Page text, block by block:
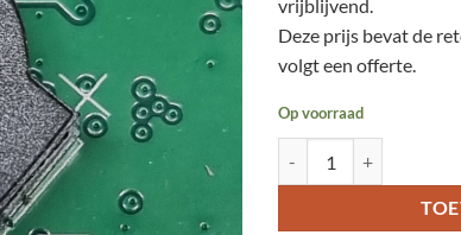
vrijblijvend.
Deze prijs bevat de
volgt een offerte.
Op voorraad